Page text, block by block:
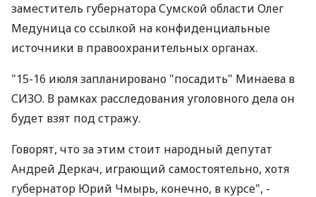
заместитель губернатора Сумской области Олег
Медуница со ссылкой на конфиденциальные
источники в правоохранительных органах.
"15-16 июля запланировано "посадить" Минаева в
СИЗО. В рамках расследования уголовного дела он
будет взят под стражу.
Говорят, что за этим стоит народный депутат
Андрей Деркач, играющий самостоятельно, хотя
губернатор Юрий Чмырь, конечно, в курсе", -